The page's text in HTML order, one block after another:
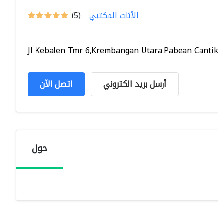
(5) الأثاث المكتبي
Jl Kebalen Tmr 6,Krembangan Utara,Pabean
اتصل الآن أرسل بريد الكتروني
حول